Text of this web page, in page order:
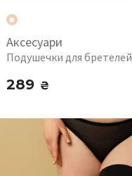
Аксесуари
Подушечки для бретелей
289 ₴